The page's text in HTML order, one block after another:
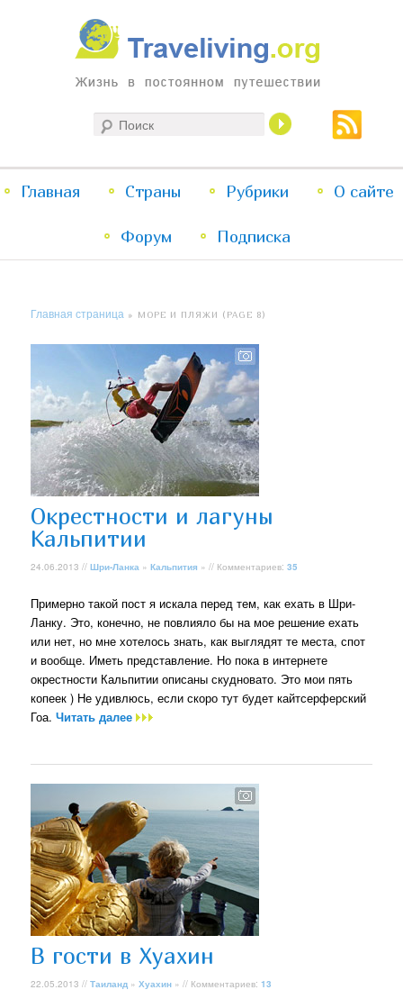
Traveliving
Жизнь в постоянном путешествии
меню
Перейти
к
Перейти
к
Главная Страны Рубрики О сайте
Форум Подписка
Главная страница » МОРЕ И ПЛЯЖИ (PAGE 8)
Окрестности и лагуны
Кальпитии
24.06.2013 //Шри-Ланка »Кальпития » // Комментариев:35
Примерно такой пост я искала перед тем, как ехать в Шри-
Ланку. Это, конечно, не повлияло бы на мое решение ехать
или нет, но мне хотелось знать, как выглядят те места, спот
и вообще. Иметь представление. Но пока в интернете
окрестности Кальпитии описаны скудновато. Это мои пять
копеек ) Не удивлюсь, если скоро тут будет кайтсерферский
Гоа.Читать далее
В гости в Хуахин
22.05.2013 //Таиланд »Хуахин » // Комментариев:13